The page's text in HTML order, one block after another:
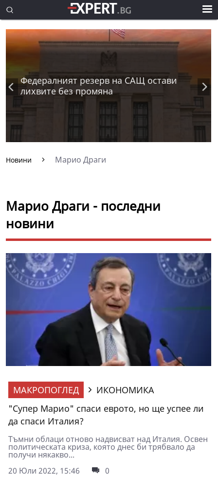
Федералният резерв на САЩ остави
лихвите без промяна
Новини Марио Драги
Марио Драги - последни
новини
МАКРОПОГЛЕД
ИКОНОМИКА
"Супер Марио" спаси еврото, но ще успее ли
да спаси Италия?
Тъмни облаци отново надвисват над Италия. Освен
политическата криза, която днес би трябвало да
получи някакво...
20 Юли 2022, 15:46
0